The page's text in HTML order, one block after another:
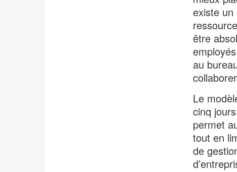
existe
être
au
Le
cinq
permet
tout en
de